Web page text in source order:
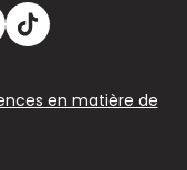
en matière de